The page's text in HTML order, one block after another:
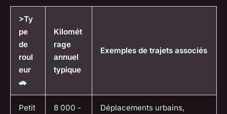
>Ty
pe
de
roul
eur
🚗
Kilomét
rage
annuel
typique
Exemples de trajets associés
Petit 8 000 - Déplacements urbains,